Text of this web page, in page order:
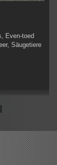
Even-toed
Säugetiere